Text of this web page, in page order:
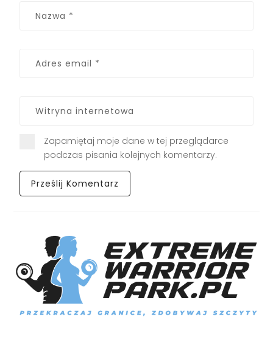
Zapamiętaj moje dane w tej przeglądarce
podczas pisania kolejnych komentarzy.